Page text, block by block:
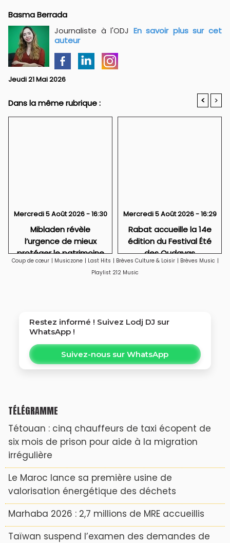
Basma Berrada
Journaliste à l'ODJ En savoir plus sur cet
auteur
Jeudi 21 Mai 2026
Dans la même rubrique : < >
Mercredi 5 Août 2026 - 16:30
Mibladen révèle
l’urgence de mieux
protéger le patrimoine
géologique marocain
Mercredi 5 Août 2026 - 16:29
Rabat accueille la 14e
édition du Festival Été
des Oudayas
Coup de cœur | Musiczone | Last Hits | Brèves Culture & Loisir | Brèves Music |
Playlist 212 Music
Restez informé ! Suivez Lodj DJ sur
WhatsApp !
Suivez-nous sur WhatsApp
TÉLÉGRAMME
Tétouan : cinq chauffeurs de taxi écopent de
six mois de prison pour aide à la migration
irrégulière
Le Maroc lance sa première usine de
valorisation énergétique des déchets
Marhaba 2026 : 2,7 millions de MRE accueillis
Taïwan suspend l’examen des demandes de